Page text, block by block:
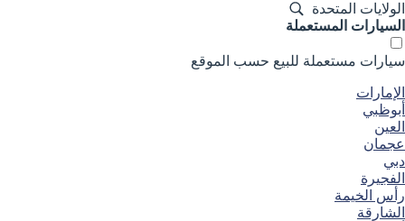
الولايات المتحدة
السيارات المستعملة
سيارات مستعملة للبيع حسب الموقع
الإمارات
أبوظبي
العين
عجمان
دبي
الفجيرة
رأس الخيمة
الشارقة